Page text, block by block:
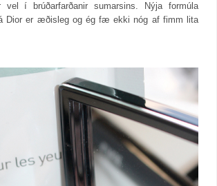
vel í brúðarfarðanir sumarsins. Nýja formúla
Dior er æðisleg og ég fæ ekki nóg af fimm lita